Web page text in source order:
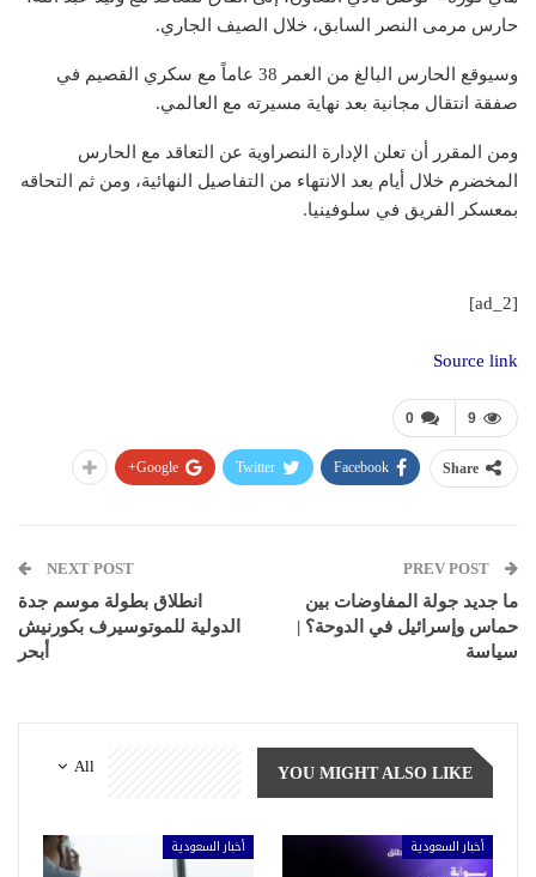
حارس مرمى النصر السابق، خلال الصيف الجاري.
وسيوقع الحارس البالغ من العمر 38 عاماً مع سكري القصيم في
صفقة انتقال مجانية بعد نهاية مسيرته مع العالمي.
ومن المقرر أن تعلن الإدارة النصراوية عن التعاقد مع الحارس
المخضرم خلال أيام بعد الانتهاء من التفاصيل النهائية، ومن ثم التحاقه
بمعسكر الفريق في سلوفينيا.
[ad_2]
Source link
0 9
Share
Facebook
Twitter
Google+
ما جديد جولة المفاوضات بين
حماس وإسرائيل في الدوحة؟ |
سياسة
NEXT POST
انطلاق بطولة موسم جدة
الدولية للموتوسيرف بكورنيش
أبحر
All YOU MIGHT ALSO LIKE
أخبار السعودية أخبار السعودية